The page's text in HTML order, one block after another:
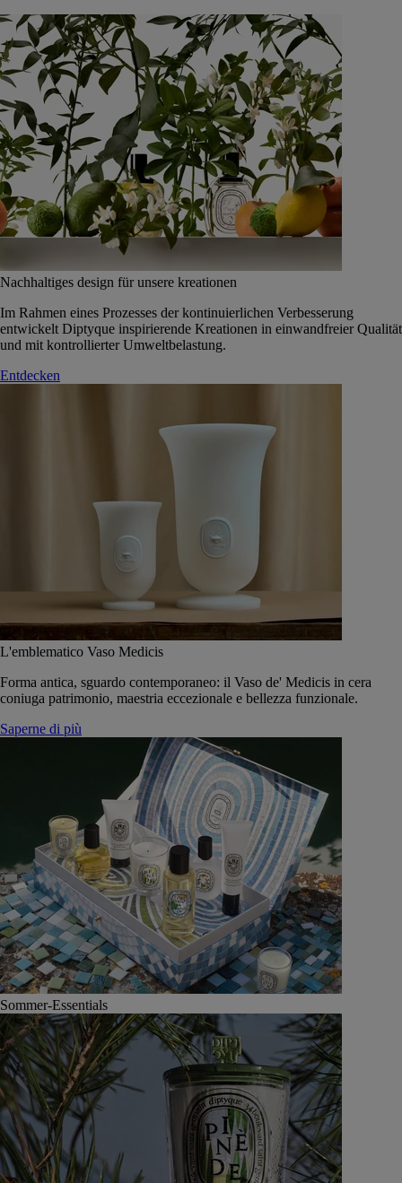
Nachhaltiges design für unsere kreationen
Im Rahmen eines Prozesses der kontinuierlichen Verbesserung
entwickelt Diptyque inspirierende Kreationen in einwandfreier Qualität
und mit kontrollierter Umweltbelastung.
Entdecken
L'emblematico Vaso Medicis
Forma antica, sguardo contemporaneo: il Vaso de' Medicis in cera
coniuga patrimonio, maestria eccezionale e bellezza funzionale.
Saperne di più
Sommer-Essentials